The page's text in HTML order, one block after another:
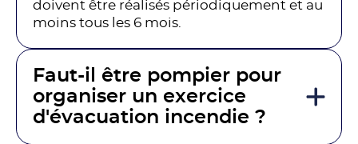
doivent être réalisés périodiquement et au
moins tous les 6 mois.
Faut-il être pompier pour
organiser un exercice
d'évacuation incendie ?